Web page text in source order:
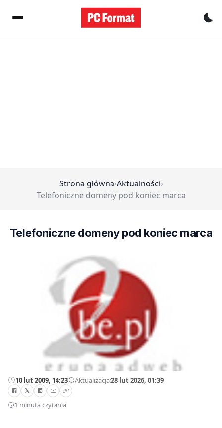
Strona główna›Aktualności›
Telefoniczne domeny pod koniec marca
Telefoniczne domeny pod koniec marca
10 lut 2009, 14:23—Aktualizacja:28 lut 2026, 01:39
1 minuta czytania